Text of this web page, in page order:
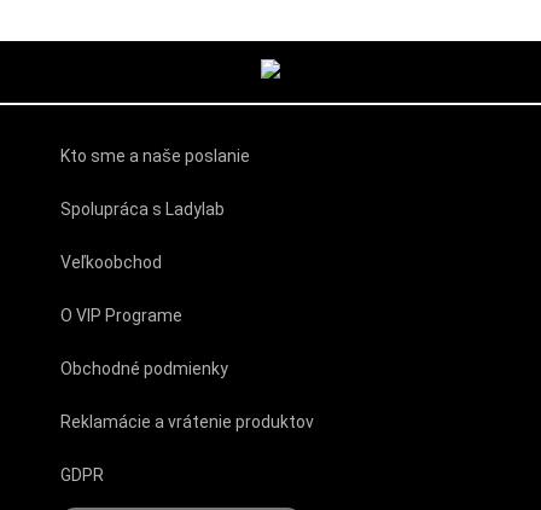
Kto sme a naše poslanie
Spolupráca s Ladylab
Veľkoobchod
O VIP Programe
Obchodné podmienky
Reklamácie a vrátenie produktov
GDPR